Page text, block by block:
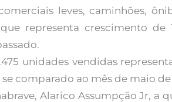
leves, caminhões,
representa crescimento de
unidades vendidas
comparado ao mês de maio de
Alarico Assumpção Jr, a